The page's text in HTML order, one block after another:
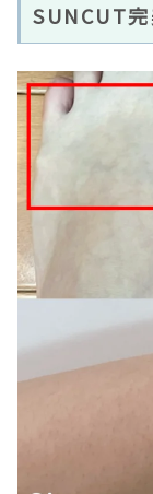
SUNCUT